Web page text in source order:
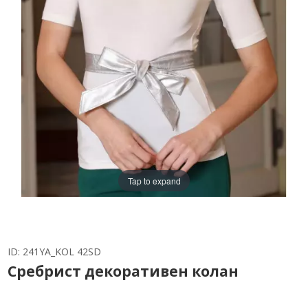
Tap to expand
ID: 241YA_KOL 42SD
Сребрист декоративен колан